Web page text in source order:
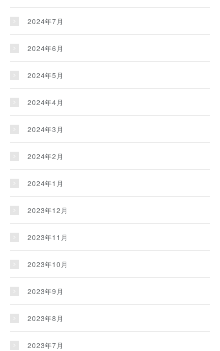
2024年7月
2024年6月
2024年5月
2024年4月
2024年3月
2024年2月
2024年1月
2023年12月
2023年11月
2023年10月
2023年9月
2023年8月
2023年7月